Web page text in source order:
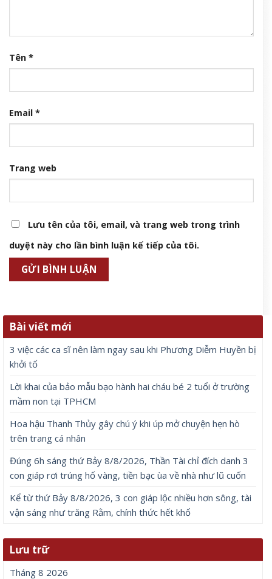
Tên *
Email *
Trang web
Lưu tên của tôi, email, và trang web trong trình
duyệt này cho lần bình luận kế tiếp của tôi.
Bài viết mới
3 việc các ca sĩ nên làm ngay sau khi Phương Diễm Huyền bị
khởi tố
Lời khai của bảo mẫu bạo hành hai cháu bé 2 tuổi ở trường
mầm non tại TPHCM
Hoa hậu Thanh Thủy gây chú ý khi úp mở chuyện hẹn hò
trên trang cá nhân
Đúng 6h sáng thứ Bảy 8/8/2026, Thần Tài chỉ đích danh 3
con giáp rơi trúng hố vàng, tiền bạc ùa về nhà như lũ cuốn
Kể từ thứ Bảy 8/8/2026, 3 con giáp lộc nhiều hơn sông, tài
vận sáng như trăng Rằm, chính thức hết khổ
Lưu trữ
Tháng 8 2026